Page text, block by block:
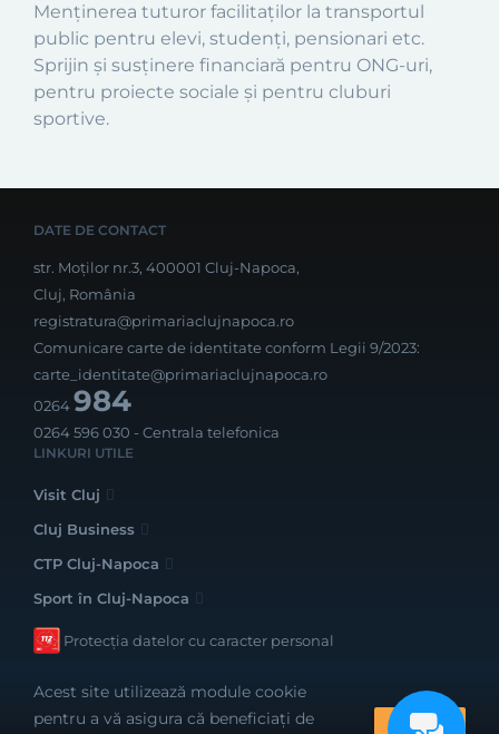
Menținerea tuturor facilitaților la transportul
public pentru elevi, studenți, pensionari etc.
Sprijin și susținere financiară pentru ONG-uri,
pentru proiecte sociale și pentru cluburi
sportive.
DATE DE CONTACT
str. Moților nr.3, 400001 Cluj-Napoca,
Cluj, România
registratura@primariaclujnapoca.ro
Comunicare carte de identitate conform Legii 9/2023:
carte_identitate@primariaclujnapoca.ro
0264984
0264 596 030 - Centrala telefonica
LINKURI UTILE
Visit Cluj
Cluj Business
CTP Cluj-Napoca
Sport în Cluj-Napoca
Protecția datelor cu caracter personal
Acest site utilizează module cookie
pentru a vă asigura că beneficiați de